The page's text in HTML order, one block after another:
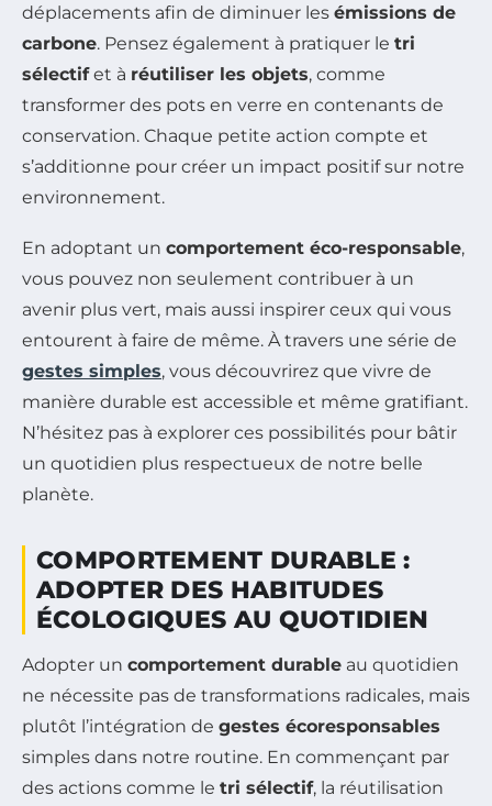
déplacements afin de diminuer les émissions de
carbone. Pensez également à pratiquer le tri
sélectifet à réutiliser les objets, comme
transformer des pots en verre en contenants de
conservation. Chaque petite action compte et
s’additionne pour créer un impact positif sur notre
environnement.
En adoptant un comportement éco-responsable,
vous pouvez non seulement contribuer à un
avenir plus vert, mais aussi inspirer ceux qui vous
entourent à faire de même. À travers une série de
gestes simples, vous découvrirez que vivre de
manière durable est accessible et même gratifiant.
N’hésitez pas à explorer ces possibilités pour bâtir
un quotidien plus respectueux de notre belle
planète.
COMPORTEMENT DURABLE :
ADOPTER DES HABITUDES
ÉCOLOGIQUES AU QUOTIDIEN
Adopter un comportement durable au quotidien
ne nécessite pas de transformations radicales, mais
plutôt l’intégration de gestes écoresponsables
simples dans notre routine. En commençant par
des actions comme le tri sélectif, la réutilisation